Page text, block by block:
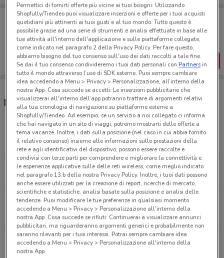
Porta DoveConviene sempre con te!
Puoi trovare le migliori offerte dei negozi vicino a te,
salvarle e creare la tua lista del risparmio, comodamente
dal tuo cellulare.
SCARICA L’APP
Negozi Aldi a Peschiera Borromeo
Via della Pace, 26 San Giuliano Milanese
5.8 km
CHIUSO
Via Piemonte, 25 Pioltello
6.5 km
CHIUSO
Viale Molise, 56 Milano
7.3 km
CHIUSO
Via Cassanese ang. Via Redecesio Segrate
7.3 km
Permettici di fornirti offerte più vicine ai tuoi bisogni: Utilizzando
Shopfully/Tiendeo puoi visualizzare inserzioni e offerte per i tuoi acquisti
quotidiani più attinenti ai tuoi gusti e al tuo mondo. Tutto questo è
possibile grazie ad una serie di strumenti e analisi effettuate in base alle
tue attività all'interno dell'applicazione e sulle piattaforme collegate,
come indicato nel paragrafo 2 della Privacy Policy. Per fare questo,
abbiamo bisogno del tuo consenso sull'uso dei dati raccolti a tale fine.
Se dai il tuo consenso condivideremo i tuoi dati personali conPartnersin
tutto il mondo attraverso l’uso di SDK esterne. Puoi sempre cambiare
idea accedendo a Menu > Privacy > Personalizzazione, all’interno della
nostra App. Cosa succede se accetti: Le inserzioni pubblicitarie che
visualizzerai all'interno dell’app potranno trattare di argomenti relativi
alla tua cronologia di navigazione su piattaforme esterne a
Shopfully/Tiendeo. Ad esempio, se un servizio a noi collegato ci informa
che hai navigato in un sito di viaggi, potremo mostrarti delle offerte a
tema vacanze. Inoltre, i dati sulla posizione (nel caso in cui abbia fornito
il relativo consenso) insieme alle informazioni sulle prestazioni della
rete e agli identificativi del dispositivo, possono essere raccolte e
condivisi con terze parti per comprendere e migliorare la connettività e
le esperienze applicative sulle delle reti wireless, come meglio indicato
nel paragrafo 13.b della nostra Privacy Policy. Inoltre, i tuoi dati possono
anche essere utilizzati per la creazione di report, ricerche di mercato,
scientifiche e statistiche, analisi basate sulla posizione e analisi delle
tendenze. Puoi modificare le tue preferenze in qualsiasi momento
accedendo a Menu > Privacy > Personalizzazione all'interno della
nostra App. Cosa succede se rifiuti: Continuerai a visualizzare annunci
pubblicitari, ma riguarderanno argomenti generici e probabilmente non
saranno rilevanti per i tuoi interessi. Potrai sempre cambiare idea
accedendo a Menu > Privacy > Personalizzazione all'interno della
nostra App.